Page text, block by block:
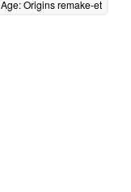
Age: Origins remake-et